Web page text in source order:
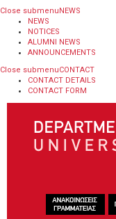
Close submenuNEWS
NEWS
NOTICES
ALUMNI NEWS
ANNOUNCEMENTS
Close submenuCONTACT
CONTACT DETAILS
CONTACT FORM